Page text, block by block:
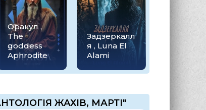
Оракул ,
The
goddess
Aphrodite
Задзеркалл
я , Luna El
Alami
ЖАХІВ, МАРТІ"